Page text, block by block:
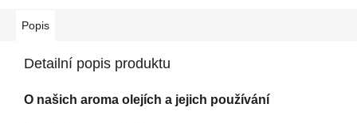
Popis
Detailní popis produktu
O našich aroma olejích a jejich používání